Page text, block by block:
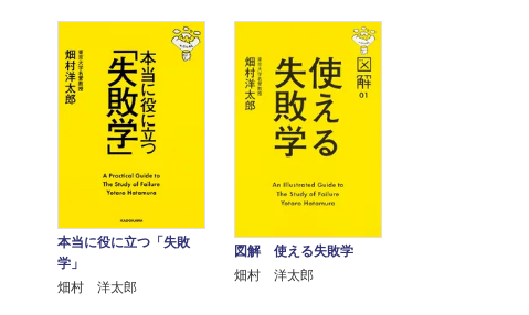
本当に役に立つ「失敗
学」
畑村 洋太郎
図解 使える失敗学
畑村 洋太郎